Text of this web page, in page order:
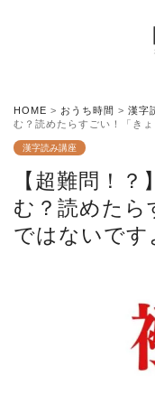
HOME > おうち時間 > 漢字
む？読めたらすごい！「き
漢字読み講座
【超難問！
む？読めたら
ではないです